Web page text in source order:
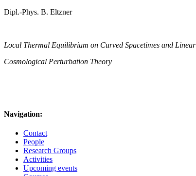
Dipl.-Phys. B. Eltzner
Local Thermal Equilibrium on Curved Spacetimes and Linear
Cosmological Perturbation Theory
Navigation:
Contact
People
Research Groups
Activities
Upcoming events